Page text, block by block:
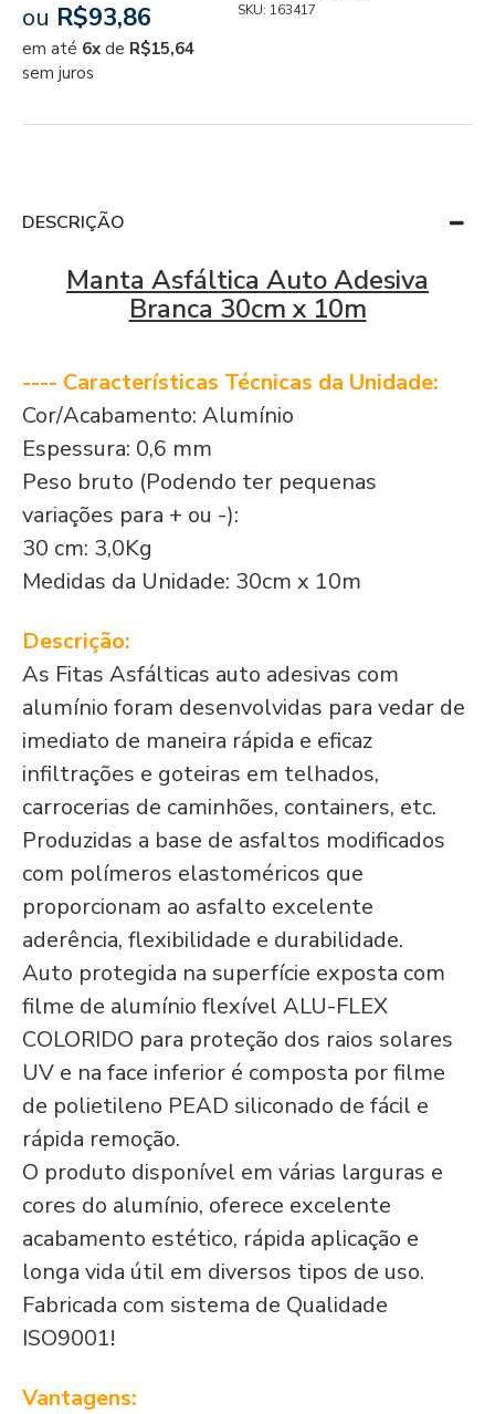
ou R$93,86
em até 6x de R$15,64
sem juros
SKU: 163417
DESCRIÇÃO
Manta Asfáltica Auto Adesiva
Branca 30cm x 10m
---- Características Técnicas da Unidade:
Cor/Acabamento: Alumínio
Espessura: 0,6 mm
Peso bruto (Podendo ter pequenas
variações para + ou -):
30 cm: 3,0Kg
Medidas da Unidade: 30cm x 10m
Descrição:
As Fitas Asfálticas auto adesivas com
alumínio foram desenvolvidas para vedar de
imediato de maneira rápida e eficaz
infiltrações e goteiras em telhados,
carrocerias de caminhões, containers, etc.
Produzidas a base de asfaltos modificados
com polímeros elastoméricos que
proporcionam ao asfalto excelente
aderência, flexibilidade e durabilidade.
Auto protegida na superfície exposta com
filme de alumínio flexível ALU-FLEX
COLORIDO para proteção dos raios solares
UV e na face inferior é composta por filme
de polietileno PEAD siliconado de fácil e
rápida remoção.
O produto disponível em várias larguras e
cores do alumínio, oferece excelente
acabamento estético, rápida aplicação e
longa vida útil em diversos tipos de uso.
Fabricada com sistema de Qualidade
ISO9001!
Vantagens: